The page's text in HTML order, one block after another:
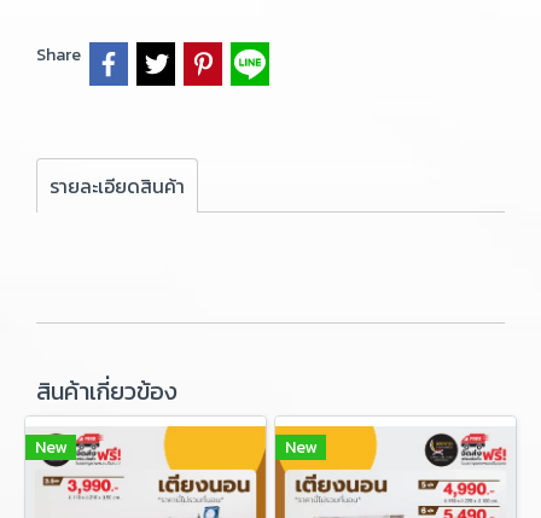
Share
รายละเอียดสินค้า
สินค้าเกี่ยวข้อง
New New